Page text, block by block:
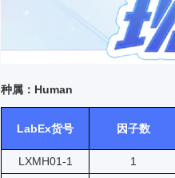
种属：Human
LabEx货号 因子数
LXMH01-1 1